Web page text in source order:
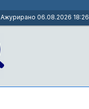
Ажурирано 06.08.2026 18:26